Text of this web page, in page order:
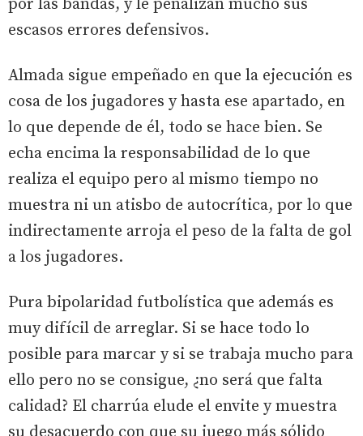
por las bandas, y le penalizan mucho sus
escasos errores defensivos.
Almada sigue empeñado en que la ejecución es
cosa de los jugadores y hasta ese apartado, en
lo que depende de él, todo se hace bien. Se
echa encima la responsabilidad de lo que
realiza el equipo pero al mismo tiempo no
muestra ni un atisbo de autocrítica, por lo que
indirectamente arroja el peso de la falta de gol
a los jugadores.
Pura bipolaridad futbolística que además es
muy difícil de arreglar. Si se hace todo lo
posible para marcar y si se trabaja mucho para
ello pero no se consigue, ¿no será que falta
calidad? El charrúa elude el envite y muestra